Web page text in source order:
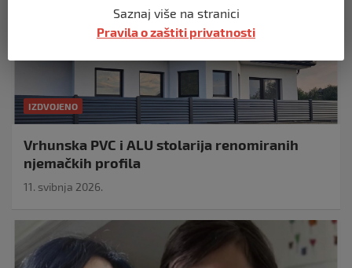
IZDVOJENO
Vrhunska PVC i ALU stolarija renomiranih
njemačkih profila
11. svibnja 2026.
Saznaj više na stranici
Pravila o zaštiti privatnosti